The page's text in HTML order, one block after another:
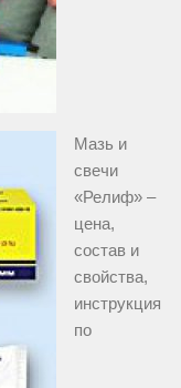
Мазь и
свечи
«Релиф» –
цена,
состав и
свойства,
инструкция
по